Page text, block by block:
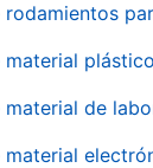
de